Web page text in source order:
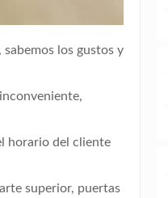
los gustos y
horario del cliente
superior, puertas